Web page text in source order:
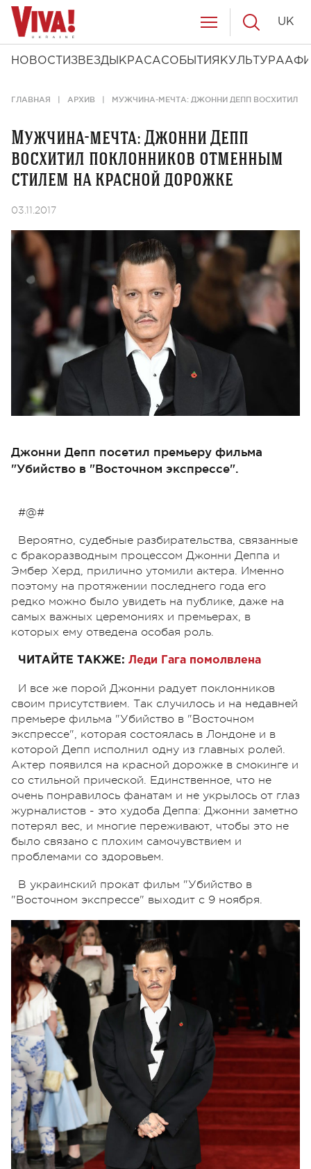
НОВОСТИ ЗВЕЗДЫ КРАСАСОБЫТИЯ КУЛЬТУРА
UK
ГЛАВНАЯ АРХИВ МУЖЧИНА-МЕЧТА: ДЖОННИ ДЕПП ВОСХИТИЛ
Мужчина-мечта: Джонни Депп
восхитил поклонников отменным
стилем на красной дорожке
03.11.2017
Джонни Депп посетил премьеру фильма
"Убийство в "Восточном экспрессе".
#@#
Вероятно, судебные разбирательства, связанные
с бракоразводным процессом Джонни Деппа и
Эмбер Херд, прилично утомили актера. Именно
поэтому на протяжении последнего года его
редко можно было увидеть на публике, даже на
самых важных церемониях и премьерах, в
которых ему отведена особая роль.
ЧИТАЙТЕ ТАКЖЕ: Леди Гага помолвлена
И все же порой Джонни радует поклонников
своим присутствием. Так случилось и на недавней
премьере фильма "Убийство в "Восточном
экспрессе", которая состоялась в Лондоне и в
которой Депп исполнил одну из главных ролей.
Актер появился на красной дорожке в смокинге и
со стильной прической. Единственное, что не
очень понравилось фанатам и не укрылось от глаз
журналистов - это худоба Деппа: Джонни заметно
потерял вес, и многие переживают, чтобы это не
было связано с плохим самочувствием и
проблемами со здоровьем.
В украинский прокат фильм "Убийство в
"Восточном экспрессе" выходит с 9 ноября.